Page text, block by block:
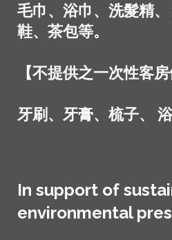
毛巾、浴巾、洗髮精
鞋、茶包等。
【不提供之一次性客房
牙刷、牙膏、梳子、
In support of
environmental